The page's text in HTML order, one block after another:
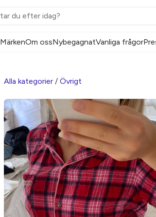
MärkenOm ossNybegagnatVanliga frågor
Alla kategorier / Övrigt